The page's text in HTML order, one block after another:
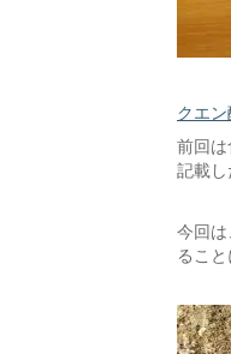
クエ
前回
記載し
今回は
ること